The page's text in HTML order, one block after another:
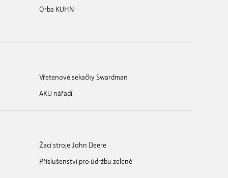
Orba KUHN
Vřetenové sekačky Swardman
AKU nářadí
Žací stroje John Deere
Příslušenství pro údržbu zeleně